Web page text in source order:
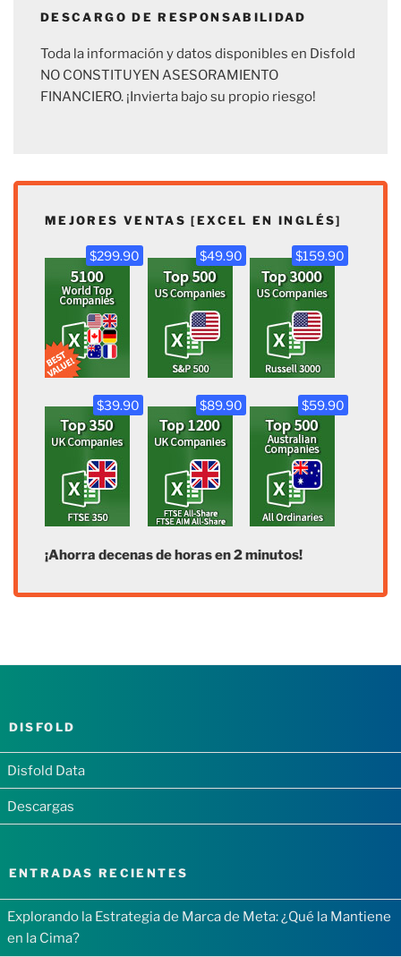
DESCARGO DE RESPONSABILIDAD
Toda la información y datos disponibles en Disfold
NO CONSTITUYEN ASESORAMIENTO
FINANCIERO. ¡Invierta bajo su propio riesgo!
MEJORES VENTAS [EXCEL EN INGLÉS]
$299.90 $49.90 $159.90
$39.90 $89.90 $59.90
¡Ahorra decenas de horas en 2 minutos!
DISFOLD
Disfold Data
Descargas
ENTRADAS RECIENTES
Explorando la Estrategia de Marca de Meta: ¿Qué la Mantiene
en la Cima?